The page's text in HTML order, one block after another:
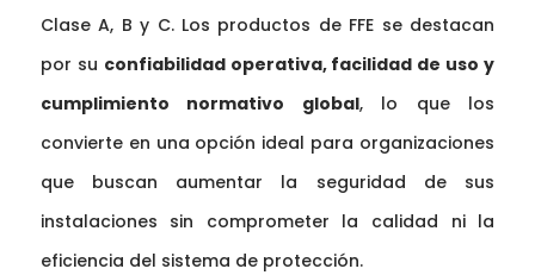
Clase A, B y C. Los productos de FFE se destacan
por su confiabilidad operativa, facilidad de uso y
cumplimiento normativo global, lo que los
convierte en una opción ideal para organizaciones
que buscan aumentar la seguridad de sus
instalaciones sin comprometer la calidad ni la
eficiencia del sistema de protección.